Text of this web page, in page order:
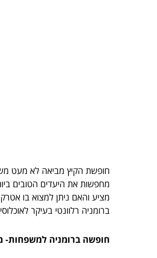
חופשת הקיץ מביאה לא מעט
מחפשות את היעדים הטובים
מציע והאם ניתן למצוא בו
ברומניה רלוונטי בעיקר
חופשה ברומניה למשפחות-